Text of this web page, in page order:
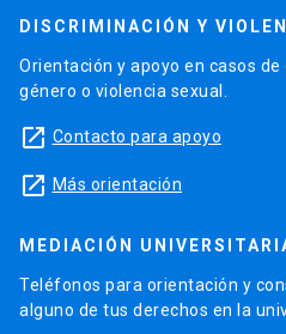
DISCRIMINACIÓN Y
Orientación y apoyo en casos
género o violencia sexual.
launch Contacto para apoyo
launch Más orientación
MEDIACIÓN
Teléfonos para orientación y
alguno de tus derechos en la